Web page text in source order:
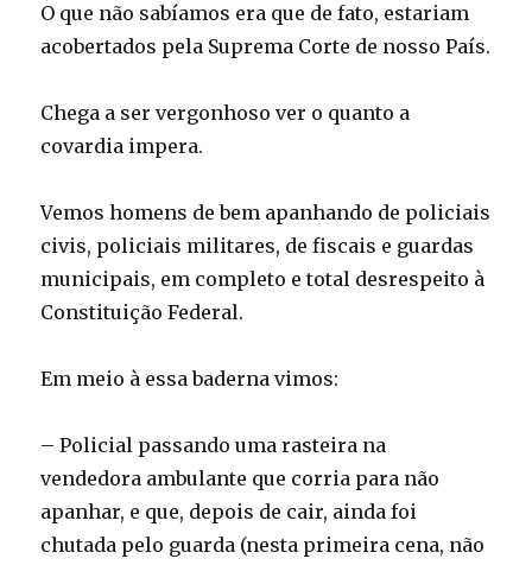
O que não sabíamos era que de fato, estariam
acobertados pela Suprema Corte de nosso País.
Chega a ser vergonhoso ver o quanto a
covardia impera.
Vemos homens de bem apanhando de policiais
civis, policiais militares, de fiscais e guardas
municipais, em completo e total desrespeito à
Constituição Federal.
Em meio à essa baderna vimos:
– Policial passando uma rasteira na
vendedora ambulante que corria para não
apanhar, e que, depois de cair, ainda foi
chutada pelo guarda (nesta primeira cena, não